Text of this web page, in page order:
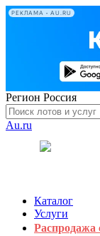
РЕКЛАМА • AU.RU
Регион Россия
Au.ru
Каталог
Услуги
Распродажа